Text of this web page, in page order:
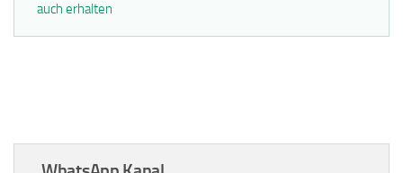
auch erhalten